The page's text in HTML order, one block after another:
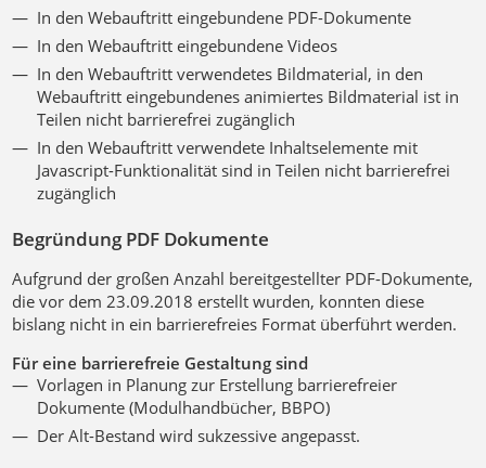
In den Webauftritt eingebundene PDF-Dokumente
In den Webauftritt eingebundene Videos
In den Webauftritt verwendetes Bildmaterial, in den
Webauftritt eingebundenes animiertes Bildmaterial ist in
Teilen nicht barrierefrei zugänglich
In den Webauftritt verwendete Inhaltselemente mit
Javascript-Funktionalität sind in Teilen nicht barrierefrei
zugänglich
Begründung PDF Dokumente
Aufgrund der großen Anzahl bereitgestellter PDF-Dokumente,
die vor dem 23.09.2018 erstellt wurden, konnten diese
bislang nicht in ein barrierefreies Format überführt werden.
Für eine barrierefreie Gestaltung sind
Vorlagen in Planung zur Erstellung barrierefreier
Dokumente (Modulhandbücher, BBPO)
Der Alt-Bestand wird sukzessive angepasst.